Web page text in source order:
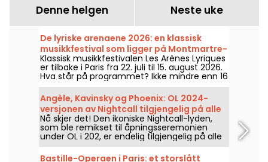
Denne helgen Neste uke
De lyriske arenaene 2026: en klassisk
musikkfestival som ligger på Montmartre-
høyden
Klassisk musikkfestivalen Les Arènes Lyriques
er tilbake i Paris fra 22. juli til 15. august 2026.
Hva står på programmet? Ikke mindre enn 16
konserter avholdes i Arènes de Montmartre,
en idyllisk ramme for å høre de store
klassikerne.
Angèle, Kavinsky og Phoenix: OL 2024-
versjonen av Nightcall tilgjengelig på alle
plattformer
Nå skjer det! Den ikoniske Nightcall-lyden,
som ble remikset til åpningsseremonien
under OL i 202, er endelig tilgjengelig på alle
plattformer. En versjon av Angèle, Phœnix og
Kavinsky hadde allerede vakt oppsikt før den
Bastille-Operaen i Paris: et storslått